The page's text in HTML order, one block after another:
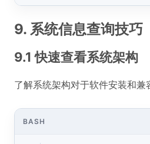
9. 系统信息查询技巧
9.1 快速查看系统架构
了解系统架构对于软件安装和兼
BASH